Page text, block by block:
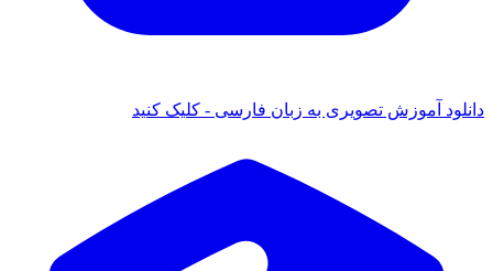
دانلود آموزش تصویری به زبان فارسی - کلیک کنید